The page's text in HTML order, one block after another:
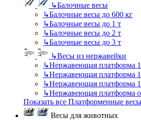
↳Балочные весы
↳Балочные весы до 600 кг
↳Балочные весы до 1 т
↳Балочные весы до 2 т
↳Балочные весы до 3 т
↳Весы из нержавейки
↳Нержавеющая платформа
↳Нержавеющая платформа
↳Нержавеющая платформа
↳Нержавеющая платформа
Показать все Платформенные весы
Весы для животных